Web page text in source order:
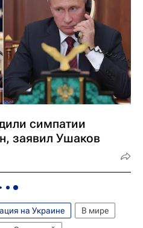
симпатии
заявил Ушаков
на Украине
В мире